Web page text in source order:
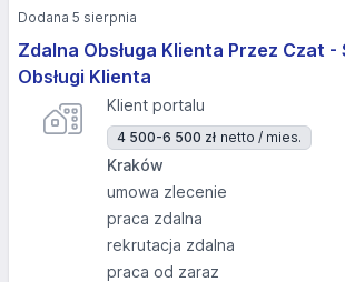
Zdalna Obsługa Klienta Przez Czat
Obsługi Klienta
Klient portalu
4 500-6 500 zł netto / mies.
Kraków
umowa zlecenie
praca zdalna
rekrutacja zdalna
praca od zaraz
Dodana 5 sierpnia